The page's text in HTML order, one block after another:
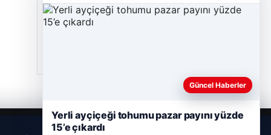
Prenses Night Club
29/04/2026
Güncel Haberler
Yerli ayçiçeği tohumu pazar payını yüzde
15’e çıkardı